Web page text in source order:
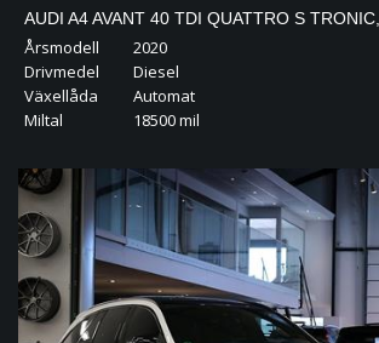
AUDI A4 AVANT 40 TDI QUATTRO S
VÄRMARE KAMPANJ!
Årsmodell
2020
Drivmedel
Diesel
Växellåda
Automat
Miltal
18500 mil